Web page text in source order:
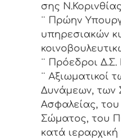
σης Ν.Κορινθίας
¨ Πρώην
υπηρεσιακών
¨ Πρόεδροι
¨ Αξιωματικοί
Δυνάμεων, των
Ασφαλείας, του
Σώματος, του
κατά ιεραρχική